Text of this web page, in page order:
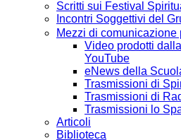
Scritti sui Festival
Incontri Soggettivi del
Mezzi di comunicazione
Video prodotti
YouTube
eNews della
Trasmissioni di
Trasmissioni di
Trasmissioni lo
Articoli
Biblioteca